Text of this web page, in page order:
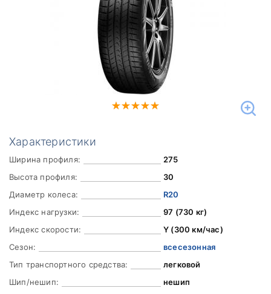
Характеристики
Ширина профиля:
275
Высота профиля:
30
Диаметр колеса:
R20
Индекс нагрузки:
97 (730 кг)
Индекс скорости:
Y (300 км/час)
Сезон:
всесезонная
Тип транспортного средства:
легковой
Шип/нешип:
нешип